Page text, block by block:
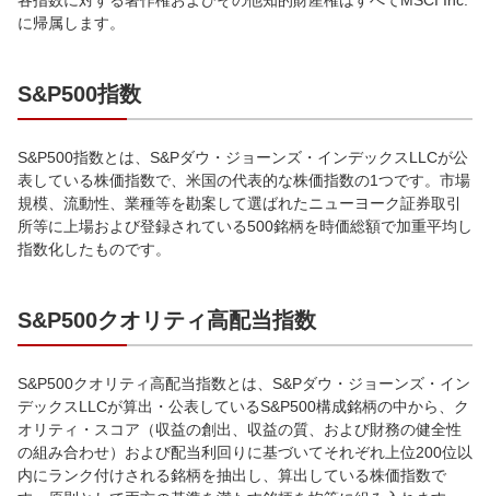
に帰属します。
S&P500指数
S&P500指数とは、S&Pダウ・ジョーンズ・インデックスLLCが公
表している株価指数で、米国の代表的な株価指数の1つです。市場
規模、流動性、業種等を勘案して選ばれたニューヨーク証券取引
所等に上場および登録されている500銘柄を時価総額で加重平均し
指数化したものです。
S&P500クオリティ高配当指数
S&P500クオリティ高配当指数とは、S&Pダウ・ジョーンズ・イン
デックスLLCが算出・公表しているS&P500構成銘柄の中から、ク
オリティ・スコア（収益の創出、収益の質、および財務の健全性
の組み合わせ）および配当利回りに基づいてそれぞれ上位200位以
内にランク付けされる銘柄を抽出し、算出している株価指数で